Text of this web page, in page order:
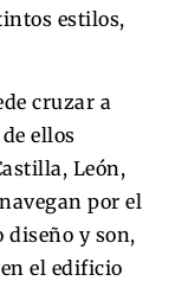
estilos,
cruzar a
ellos
León,
por el
y son,
el edificio